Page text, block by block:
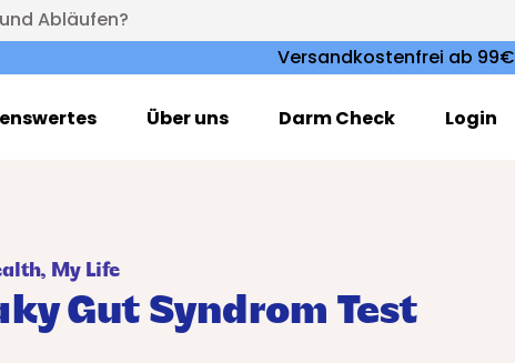
Abläufen?
Versandkostenfrei ab 99€
Über uns Darm Check Login
My Life
Gut Syndrom Test